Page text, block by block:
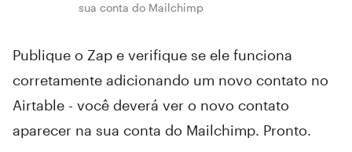
sua conta do Mailchimp
Publique o Zap e verifique se ele funciona
corretamente adicionando um novo contato no
Airtable - você deverá ver o novo contato
aparecer na sua conta do Mailchimp. Pronto.